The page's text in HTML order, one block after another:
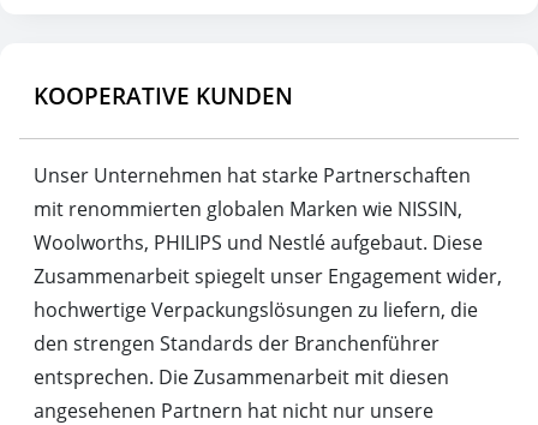
KOOPERATIVE KUNDEN
Unser Unternehmen hat starke Partnerschaften
mit renommierten globalen Marken wie NISSIN,
Woolworths, PHILIPS und Nestlé aufgebaut. Diese
Zusammenarbeit spiegelt unser Engagement wider,
hochwertige Verpackungslösungen zu liefern, die
den strengen Standards der Branchenführer
entsprechen. Die Zusammenarbeit mit diesen
angesehenen Partnern hat nicht nur unsere